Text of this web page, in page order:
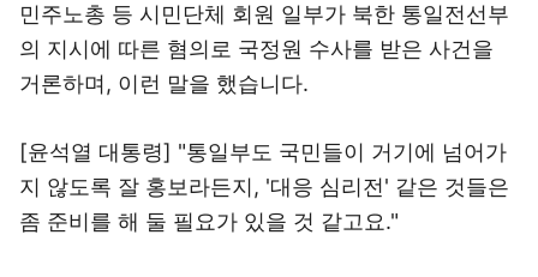
민주노총 등 시민단체 회원 일부가 북한 통일전선부
의 지시에 따른 혐의로 국정원 수사를 받은 사건을
거론하며, 이런 말을 했습니다.
[윤석열 대통령] "통일부도 국민들이 거기에 넘어가
지 않도록 잘 홍보라든지, '대응 심리전' 같은 것들은
좀 준비를 해 둘 필요가 있을 것 같고요."